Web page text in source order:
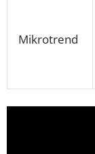
Mikrotrend